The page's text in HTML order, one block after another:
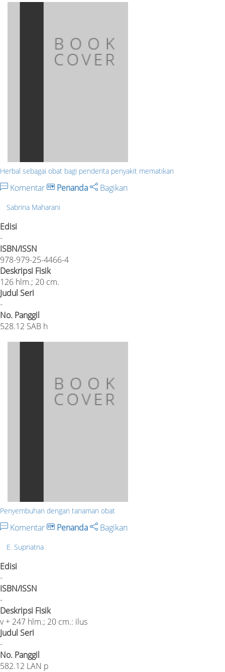
Herbal sebagai obat bagi penderita penyakit mematikan
Komentar Penanda Bagikan
Sabrina Maharani
Edisi
-
ISBN/ISSN
978-979-25-4466-4
Deskripsi Fisik
126 hlm.; 20 cm.
Judul Seri
-
No. Panggil
528.12 SAB h
Penyembuhan dengan tanaman obat
Komentar Penanda Bagikan
E. Supriatna
Edisi
-
ISBN/ISSN
-
Deskripsi Fisik
v + 247 hlm.; 20 cm.: ilus
Judul Seri
-
No. Panggil
582.12 LAN p